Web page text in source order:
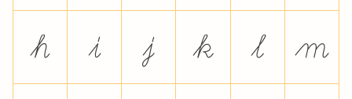
h
i j k l
m